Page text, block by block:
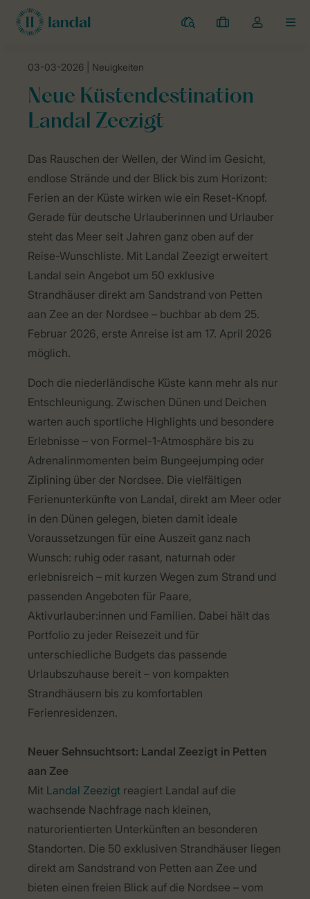
Campingplätze
Meine
Dropdown-
öffnen
Neuigkeiten
03-03-2026 | Neuigkeiten
Neue Küstendestination
Landal Zeezigt
PTN
4SH1
Das Rauschen der Wellen, der Wind im Gesicht,
endlose Strände und der Blick bis zum Horizont:
Ferien an der Küste wirken wie ein Reset-Knopf.
Gerade für deutsche Urlauberinnen und Urlauber
steht das Meer seit Jahren ganz oben auf der
Reise-Wunschliste. Mit Landal Zeezigt erweitert
Landal sein Angebot um 50 exklusive
Strandhäuser direkt am Sandstrand von Petten
aan Zee an der Nordsee – buchbar ab dem 25.
Februar 2026, erste Anreise ist am 17. April 2026
möglich.
Doch die niederländische Küste kann mehr als nur
Entschleunigung. Zwischen Dünen und Deichen
warten auch sportliche Highlights und besondere
Erlebnisse – von Formel-1-Atmosphäre bis zu
Adrenalinmomenten beim Bungeejumping oder
Ziplining über der Nordsee. Die vielfältigen
Ferienunterkünfte von Landal, direkt am Meer oder
in den Dünen gelegen, bieten damit ideale
Voraussetzungen für eine Auszeit ganz nach
Wunsch: ruhig oder rasant, naturnah oder
erlebnisreich – mit kurzen Wegen zum Strand und
passenden Angeboten für Paare,
Aktivurlauber:innen und Familien. Dabei hält das
Portfolio zu jeder Reisezeit und für
unterschiedliche Budgets das passende
Urlaubszuhause bereit – von kompakten
Strandhäusern bis zu komfortablen
Ferienresidenzen.
Neuer Sehnsuchtsort: Landal Zeezigt in Petten
aan Zee
Mit Landal Zeezigt reagiert Landal auf die
wachsende Nachfrage nach kleinen,
naturorientierten Unterkünften an besonderen
Standorten. Die 50 exklusiven Strandhäuser liegen
direkt am Sandstrand von Petten aan Zee und
bieten einen freien Blick auf die Nordsee – vom